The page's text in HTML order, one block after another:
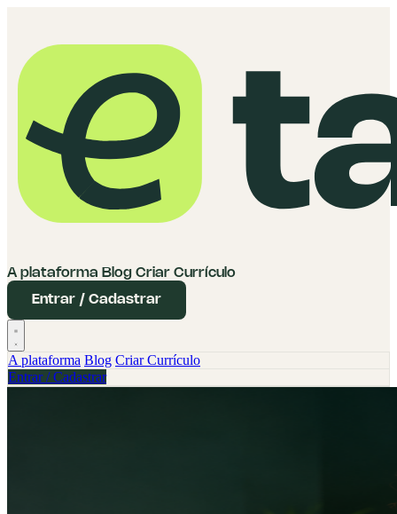
A plataforma Blog Criar Currículo
Entrar / Cadastrar
A plataforma Blog Criar Currículo
Entrar / Cadastrar